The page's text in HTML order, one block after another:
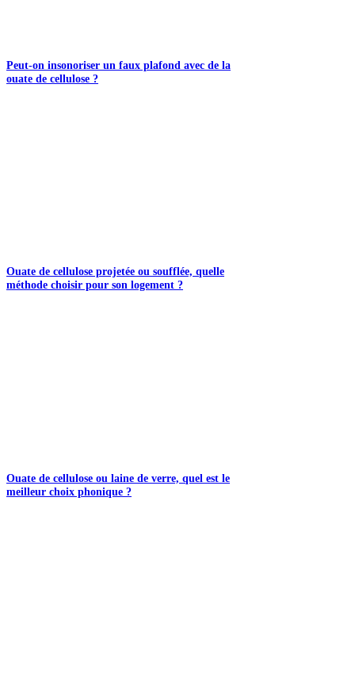
Peut-on insonoriser un faux plafond avec de la
ouate de cellulose ?
Ouate de cellulose projetée ou soufflée, quelle
méthode choisir pour son logement ?
Ouate de cellulose ou laine de verre, quel est le
meilleur choix phonique ?